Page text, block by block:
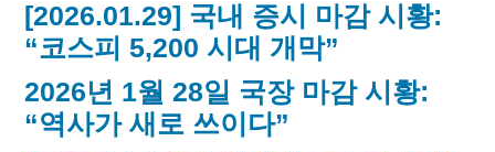
[2026.01.29] 국내 증시 마감 시황:
“코스피 5,200 시대 개막”
2026년 1월 28일 국장 마감 시황:
“역사가 새로 쓰이다”